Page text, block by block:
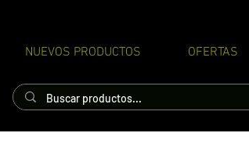
NUEVOS PRODUCTOS OFERTAS